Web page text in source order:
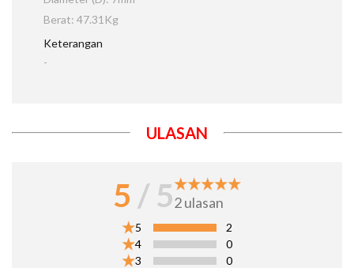
Berat: 47.31Kg
Keterangan
-
ULASAN
5 / 52ulasan
5
2
4
0
3
0